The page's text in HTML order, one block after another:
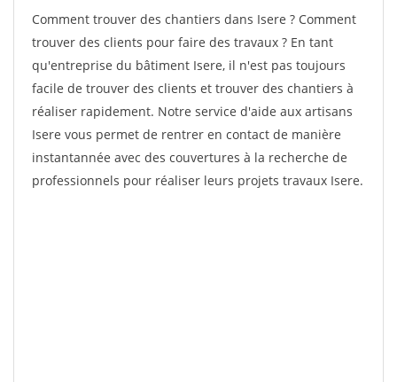
Comment trouver des chantiers dans Isere ? Comment
trouver des clients pour faire des travaux ? En tant
qu'entreprise du bâtiment Isere, il n'est pas toujours
facile de trouver des clients et trouver des chantiers à
réaliser rapidement. Notre service d'aide aux artisans
Isere vous permet de rentrer en contact de manière
instantannée avec des couvertures à la recherche de
professionnels pour réaliser leurs projets travaux Isere.